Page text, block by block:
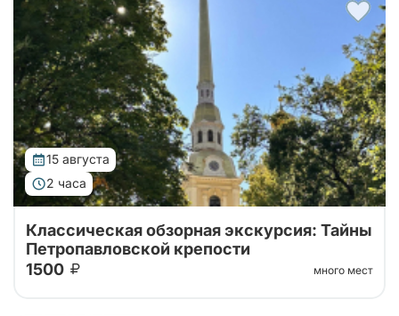
Тур от наших проверенных партнеров! Обзорная
экскурсия по городу с посещением территории
Петропавловской крепости!
15 августа
2 часа
Классическая обзорная экскурсия: Тайны
Петропавловской крепости
1500
много мест